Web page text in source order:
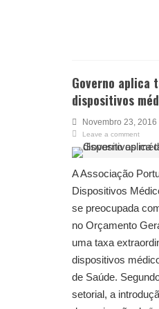
Governo aplica
dispositivos
Novembro 23, 2016
Leave a comment
A Associação
Dispositivos
se preocupada
no Orçamento
uma taxa
dispositivos
de Saúde.
setorial, a